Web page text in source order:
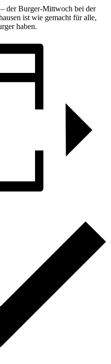
der Burger-Mittwoch bei der
ist wie gemacht für alle,
haben.